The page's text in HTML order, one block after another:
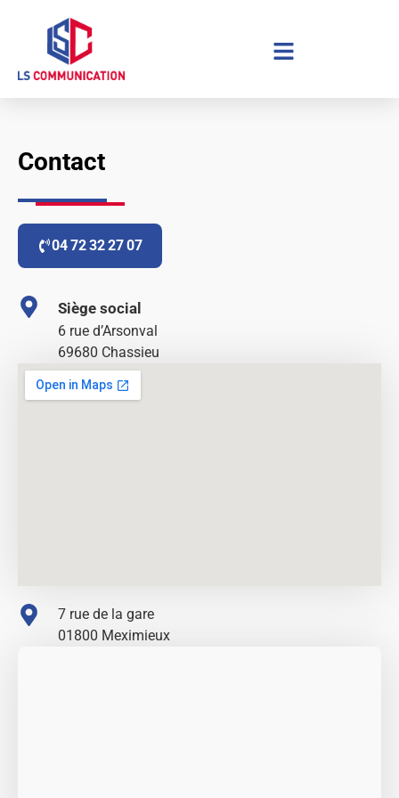
contenu
Contact
04 72 32 27 07
Siège social
6 rue d’Arsonval
69680 Chassieu
7 rue de la gare
01800 Meximieux